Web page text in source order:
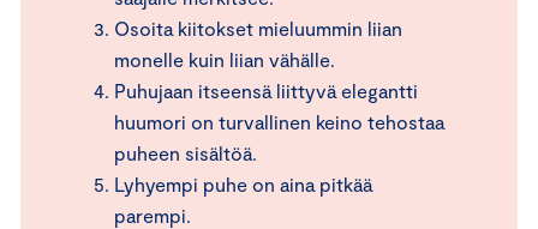
Osoita kiitokset mieluummin liian
monelle kuin liian vähälle.
Puhujaan itseensä liittyvä elegantti
huumori on turvallinen keino tehostaa
puheen sisältöä.
Lyhyempi puhe on aina pitkää
parempi.